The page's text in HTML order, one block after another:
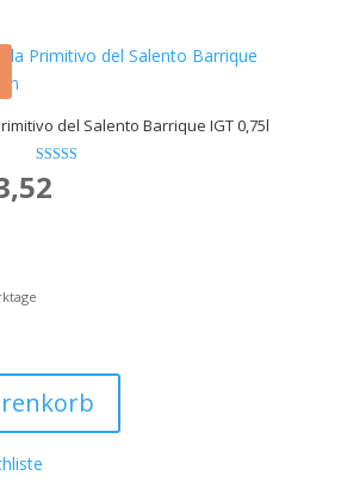
del Salento Barrique IGT 0,75l
Bewertet mit
5.00